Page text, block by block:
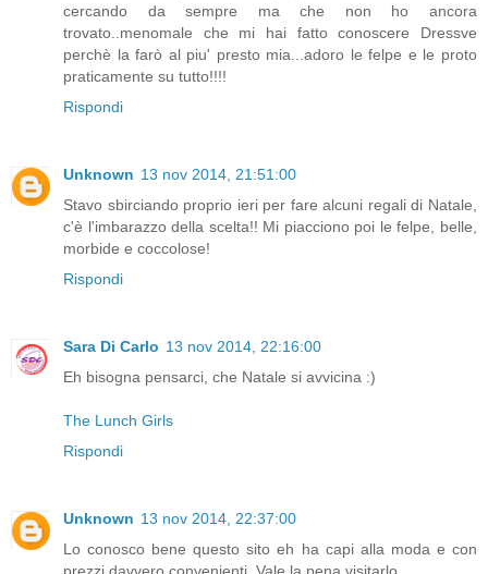
cercando da sempre ma che non ho ancora
trovato..menomale che mi hai fatto conoscere Dressve
perchè la farò al piu' presto mia...adoro le felpe e le proto
praticamente su tutto!!!!
Rispondi
Unknown 13 nov 2014, 21:51:00
Stavo sbirciando proprio ieri per fare alcuni regali di Natale,
c'è l'imbarazzo della scelta!! Mi piacciono poi le felpe, belle,
morbide e coccolose!
Rispondi
Sara Di Carlo 13 nov 2014, 22:16:00
Eh bisogna pensarci, che Natale si avvicina :)
The Lunch Girls
Rispondi
Unknown 13 nov 2014, 22:37:00
Lo conosco bene questo sito eh ha capi alla moda e con